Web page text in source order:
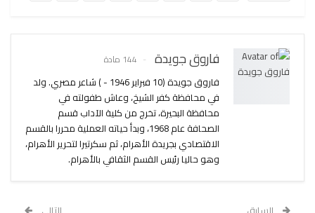
فاروق جويدة 144 مادة
فاروق جويدة (10 فبراير 1946 - ) شاعر مصري. ولد
في محافظة كفر الشيخ، وعاش طفولته في
محافظة البحيرة، تخرج من كلية الآداب قسم
الصحافة عام 1968، وبدأ حياته العملية محررا بالقسم
الاقتصادي بجريدة الأهرام، ثم سكرتيرا لتحرير الأهرام،
وهو حاليا رئيس القسم الثقافي بالأهرام.